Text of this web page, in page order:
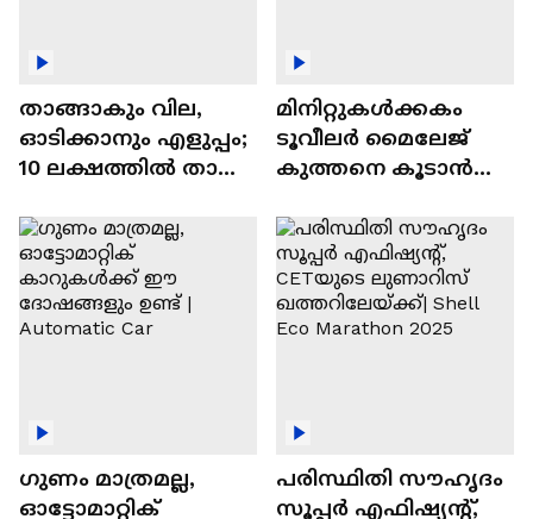
താങ്ങാകും വില,
ഓടിക്കാനും എളുപ്പം;
10 ലക്ഷത്തിൽ താഴെ
ഓട്ടോമാറ്റിക്ക്
എസ്‍യുവികൾ
മിനിറ്റുകൾക്കകം
ടൂവീലർ മൈലേജ്
കുത്തനെ കൂടാൻ
ഗുണം മാത്രമല്ല,
ഓട്ടോമാറ്റിക്
പരിസ്ഥിതി സൗഹൃദം
സൂപ്പർ എഫിഷ്യന്റ്,